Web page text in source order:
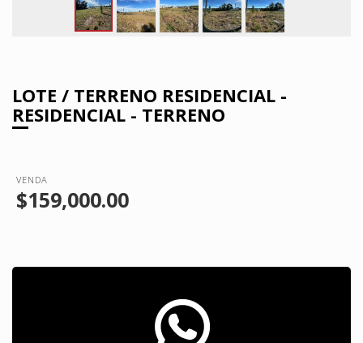
LOTE / TERRENO RESIDENCIAL -
RESIDENCIAL - TERRENO
VENDA
$159,000.00